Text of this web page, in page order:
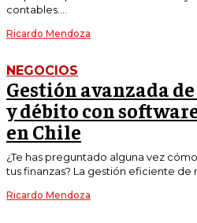
contables....
Ricardo Mendoza
NEGOCIOS
Gestión avanzada
y débito con
en Chile
¿Te has preguntado alguna vez
tus finanzas? La gestión eficiente de
Ricardo Mendoza